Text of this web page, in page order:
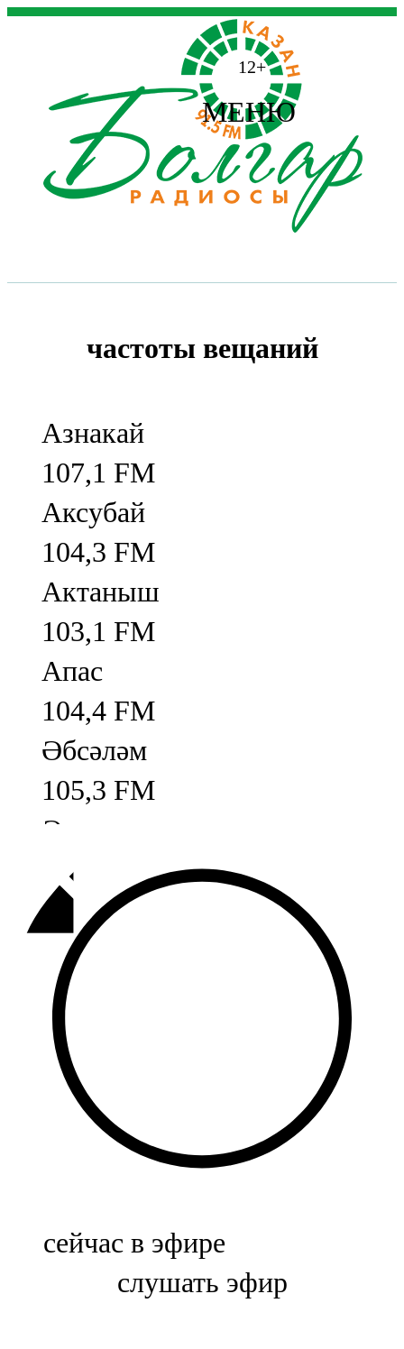
12+
МЕНЮ
частоты вещаний
Азнакай
107,1 FM
Аксубай
104,3 FM
Актаныш
103,1 FM
Апас
104,4 FM
Әбсәләм
105,3 FM
Әлмәт
92,9 FM
Базарлы матак
107,1 FM
Балык бистәсе
104,9 FM
Баулы
107,5 FM
Биләр
Болгар
сейчас в эфире
слушать эфир